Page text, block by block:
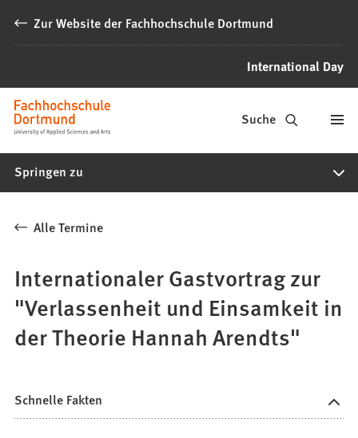
Inhalt anspringen
Zur Website der Fachhochschule Dortmund
International Day
International
Day
Suche
Springen zu
Alle Termine
Internationaler Gastvortrag zur
"Verlassenheit und Einsamkeit in
der Theorie Hannah Arendts"
Schnelle Fakten